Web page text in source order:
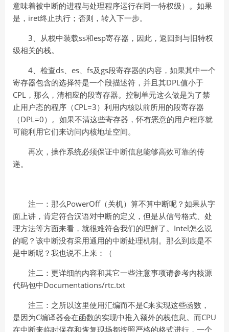
意味着被中断的进程与处理程序运行在同一特权级）。如果
是，iret终止执行；否则，转入下一步。
3、从栈中装载ss和esp寄存器，因此，返回到与旧特权
级相关的栈。
4、检查ds、es、fs及gs段寄存器的内容，如果其中一个
寄存器包含的选择符是一个段描述符，并且其DPL值小于
CPL，那么，清相应的段寄存器。控制单元这么做是为了禁
止用户态的程序（CPL=3）利用内核以前所用的段寄存器
（DPL=0）。如果不清这些寄存器，怀有恶意的用户程序就
可能利用它们来访问内核地址空间。
再次，操作系统必须保证中断信息能够高效可靠的传
递。
注一：那么PowerOff（关机）算不算中断呢？如果从字
面上讲，肯定符合汉语对中断的定义，但是从信号格式、处
理方法等方面来看，就很难符合我们的理解了。Intel怎么说
的呢？该中断没有采用通用的中断处理机制。那么到底是不
是中断呢？我也说不上来：（
注二：更详细的内容和其它一些注意事项请参考内核源
代码包中Documentations/rtc.txt
注三：之所以这里使用汇编而不是C来实现这些函数，
是因为C编译器会在函数的实现中推入额外的栈信息。而CPU
在中断来临时保存和恢复现场都按照严格的格式进行，一个